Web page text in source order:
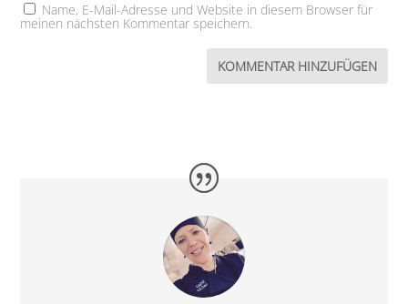
Name, E-Mail-Adresse und Website in diesem Browser für
meinen nächsten Kommentar speichern.